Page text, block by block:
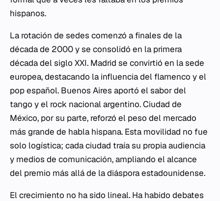
hispanos.
La rotación de sedes comenzó a finales de la
década de 2000 y se consolidó en la primera
década del siglo XXI. Madrid se convirtió en la sede
europea, destacando la influencia del flamenco y el
pop español. Buenos Aires aportó el sabor del
tango y el rock nacional argentino. Ciudad de
México, por su parte, reforzó el peso del mercado
más grande de habla hispana. Esta movilidad no fue
solo logística; cada ciudad traía su propia audiencia
y medios de comunicación, ampliando el alcance
del premio más allá de la diáspora estadounidense.
El crecimiento no ha sido lineal. Ha habido debates